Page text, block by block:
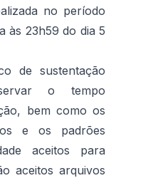
no período
às 23h59 do dia 5
de sustentação
o tempo
bem como os
e os padrões
aceitos para
aceitos arquivos